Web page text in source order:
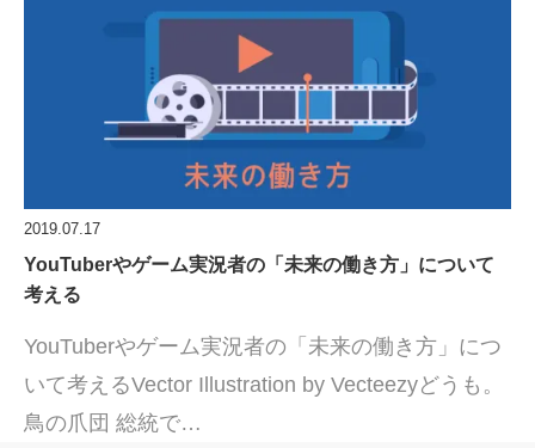
2019.07.17
YouTuberやゲーム実況者の「未来の働き方」について
考える
YouTuberやゲーム実況者の「未来の働き方」につ
いて考えるVector Illustration by Vecteezyどうも。
鳥の爪団 総統で…